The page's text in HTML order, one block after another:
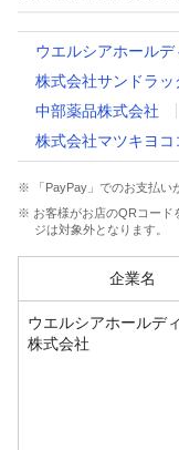
ウエルシアホール
株式会社サンドラッ
中部薬品株式会社
株式会社マツキヨ
※ 「PayPay」でのお支払い
※ お客様がお店のQRコード
ジは対象外となります。
企業名
ウエルシアホールデ
株式会社